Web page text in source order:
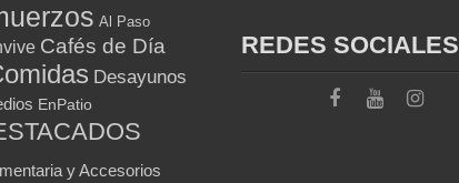
Al Paso
Cafés de Día
Desayunos
EnPatio
y Accesorios
REDES SOCIALES